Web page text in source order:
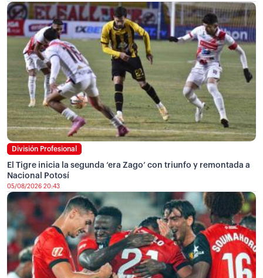
División Profesional
El Tigre inicia la segunda ‘era Zago’ con triunfo y remontada a
Nacional Potosí
05/08/2026 20:43